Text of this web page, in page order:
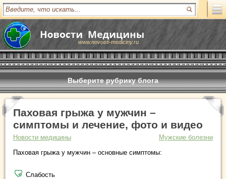
www.novosti-mediciny.ru
Выберите рубрику блога
Паховая грыжа у мужчин –
симптомы и лечение, фото и видео
Новости медицины
Мужские болезни
Паховая грыжа у мужчин – основные симптомы:
Слабость